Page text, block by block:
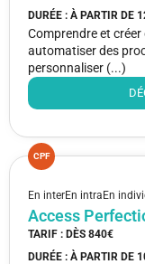
DURÉE : À PARTIR DE
Comprendre et
automatiser des
personnaliser (...)
CPF
En interEn intraEn
Access
TARIF : DÈS 840€
DURÉE : À PARTIR DE